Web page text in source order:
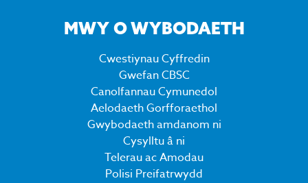
MWY O WYBODAETH
Cwestiynau Cyffredin
Gwefan CBSC
Canolfannau Cymunedol
Aelodaeth Gorfforaethol
Gwybodaeth amdanom ni
Cysylltu â ni
Telerau ac Amodau
Polisi Preifatrwydd